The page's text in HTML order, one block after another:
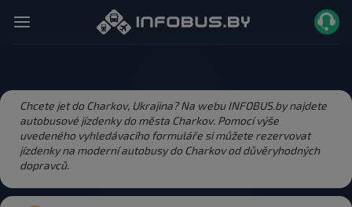
Chcete jet do Charkov, Ukrajina? Na webu INFOBUS.by najdete
autobusové jízdenky do města Charkov. Pomocí výše
uvedeného vyhledávacího formuláře si můžete rezervovat
jízdenky na moderní autobusy do Charkov od důvěryhodných
dopravců.